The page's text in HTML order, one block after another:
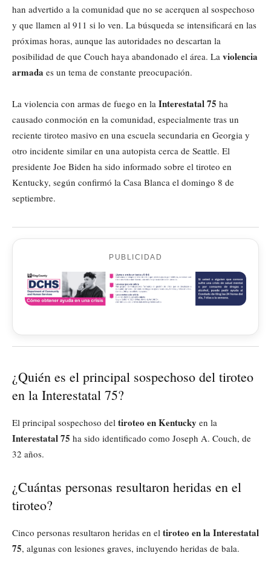
han advertido a la comunidad que no se acerquen al sospechoso
y que llamen al 911 si lo ven. La búsqueda se intensificará en las
próximas horas, aunque las autoridades no descartan la
posibilidad de que Couch haya abandonado el área. La violencia
armada es un tema de constante preocupación.
La violencia con armas de fuego en la Interestatal 75 ha
causado conmoción en la comunidad, especialmente tras un
reciente tiroteo masivo en una escuela secundaria en Georgia y
otro incidente similar en una autopista cerca de Seattle. El
presidente Joe Biden ha sido informado sobre el tiroteo en
Kentucky, según confirmó la Casa Blanca el domingo 8 de
septiembre.
PUBLICIDAD
¿Quién es el principal sospechoso del tiroteo
en la Interestatal 75?
El principal sospechoso del tiroteo en Kentucky en la
Interestatal 75 ha sido identificado como Joseph A. Couch, de
32 años.
¿Cuántas personas resultaron heridas en el
tiroteo?
Cinco personas resultaron heridas en el tiroteo en la Interestatal
75, algunas con lesiones graves, incluyendo heridas de bala.